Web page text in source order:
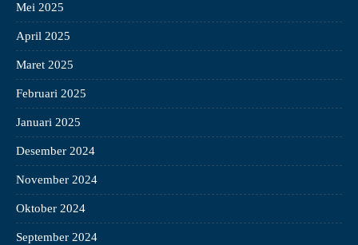
Mei 2025
April 2025
Maret 2025
Februari 2025
Januari 2025
Desember 2024
November 2024
Oktober 2024
September 2024